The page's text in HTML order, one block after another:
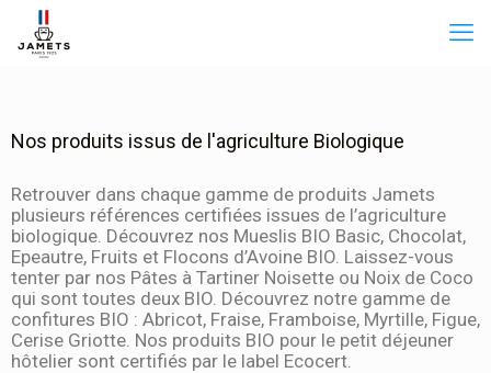
Nos produits issus de l'agriculture Biologique
Retrouver dans chaque gamme de produits Jamets
plusieurs références certifiées issues de l’agriculture
biologique. Découvrez nos Mueslis BIO Basic, Chocolat,
Epeautre, Fruits et Flocons d’Avoine BIO. Laissez-vous
tenter par nos Pâtes à Tartiner Noisette ou Noix de Coco
qui sont toutes deux BIO. Découvrez notre gamme de
confitures BIO : Abricot, Fraise, Framboise, Myrtille, Figue,
Cerise Griotte. Nos produits BIO pour le petit déjeuner
hôtelier sont certifiés par le label Ecocert.